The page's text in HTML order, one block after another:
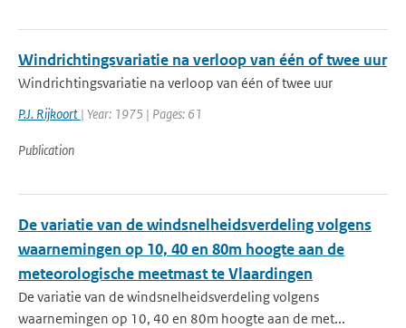
Windrichtingsvariatie na verloop van één of twee uur
Windrichtingsvariatie na verloop van één of twee uur
P.J. Rijkoort | Year: 1975 | Pages: 61
Publication
De variatie van de windsnelheidsverdeling volgens
waarnemingen op 10, 40 en 80m hoogte aan de
meteorologische meetmast te Vlaardingen
De variatie van de windsnelheidsverdeling volgens
waarnemingen op 10, 40 en 80m hoogte aan de met...